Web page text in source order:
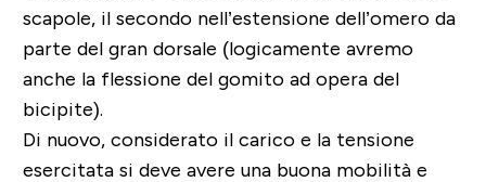
scapole, il secondo nell’estensione dell’omero da
parte del gran dorsale (logicamente avremo
anche la flessione del gomito ad opera del
bicipite).
Di nuovo, considerato il carico e la tensione
esercitata si deve avere una buona mobilità e